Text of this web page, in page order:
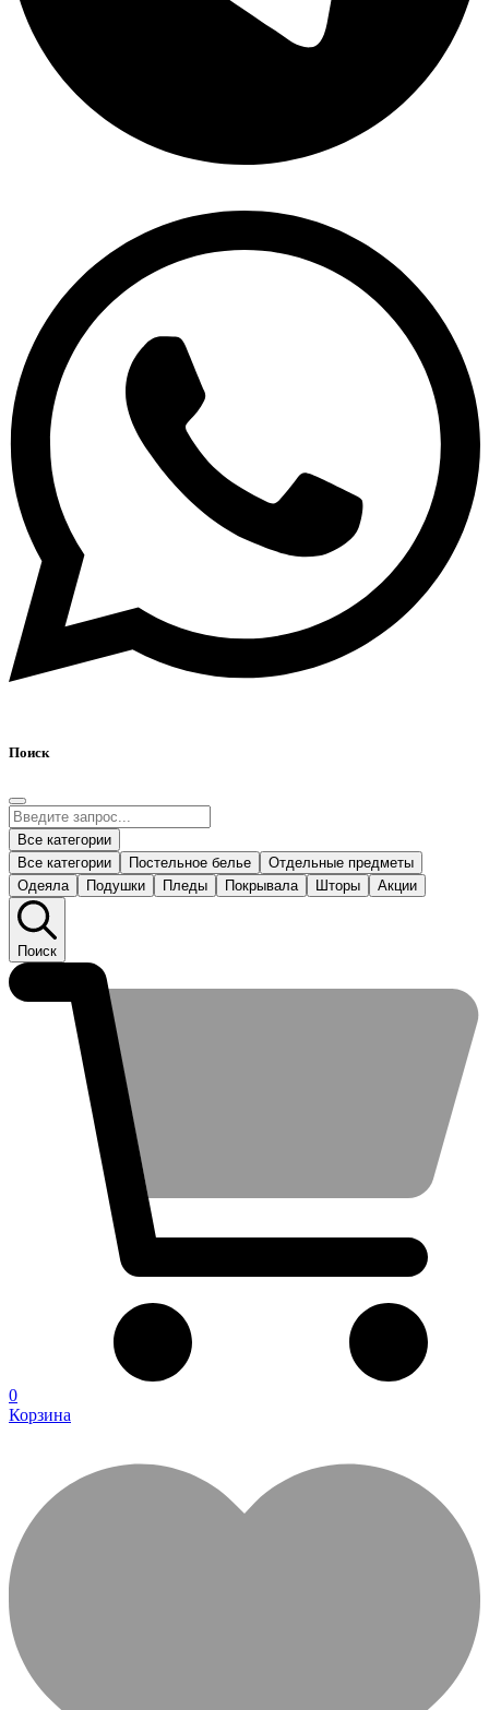
Поиск
Все категории
Все категории
Постельное белье
Отдельные предметы
Одеяла
Подушки Пледы Покрывала Шторы Акции
Поиск
0
Корзина